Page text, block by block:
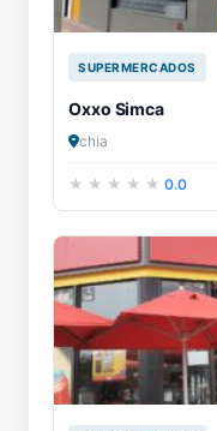
SUPERMERCADOS
Oxxo Simca
chia
0.0